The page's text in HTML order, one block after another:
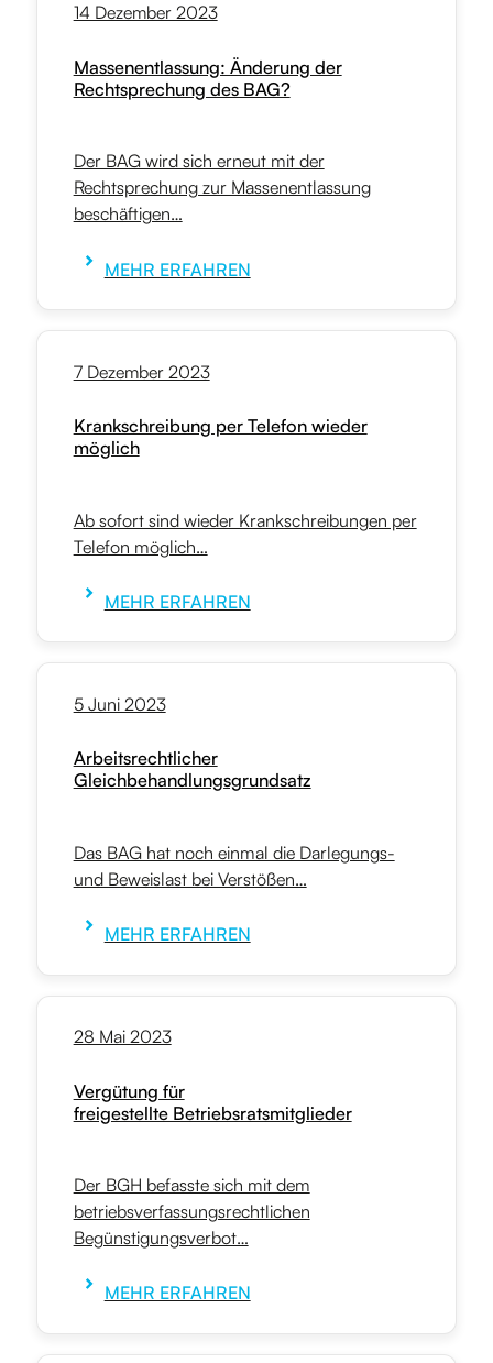
14 Dezember 2023
Massenentlassung: Änderung der
Rechtsprechung des BAG?
Der BAG wird sich erneut mit der
Rechtsprechung zur Massenentlassung
beschäftigen…
MEHR ERFAHREN
7 Dezember 2023
Krankschreibung per Telefon wieder
möglich
Ab sofort sind wieder Krankschreibungen per
Telefon möglich…
MEHR ERFAHREN
5 Juni 2023
Arbeitsrechtlicher
Gleichbehandlungsgrundsatz
Das BAG hat noch einmal die Darlegungs-
und Beweislast bei Verstößen…
MEHR ERFAHREN
28 Mai 2023
Vergütung für
freigestellte Betriebsratsmitglieder
Der BGH befasste sich mit dem
betriebsverfassungsrechtlichen
Begünstigungsverbot…
MEHR ERFAHREN